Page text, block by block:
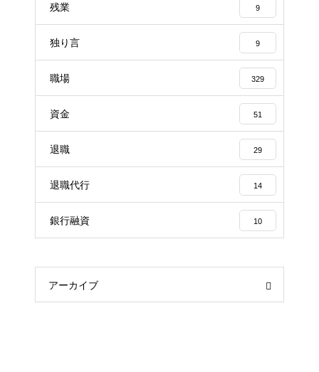
残業 9
独り言 9
職場 329
資金 51
退職 29
退職代行 14
銀行融資 10
アーカイブ